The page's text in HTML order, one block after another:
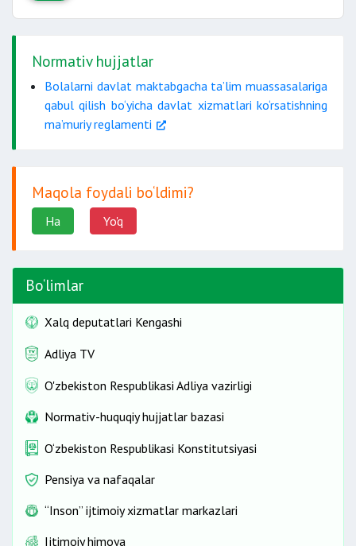
Normativ hujjatlar
Bolalarni davlat maktabgacha ta’lim muassasalariga
qabul qilish bo‘yicha davlat xizmatlari ko‘rsatishning
ma’muriy reglamenti
Maqola foydali bo‘ldimi?
Ha Yo'q
Bo‘limlar
Xalq deputatlari Kengashi
Adliya TV
O'zbekiston Respublikasi Adliya vazirligi
Normativ-huquqiy hujjatlar bazasi
O‘zbekiston Respublikasi Konstitutsiyasi
Pensiya va nafaqalar
“Inson” ijtimoiy xizmatlar markazlari
Ijtimoiy himoya